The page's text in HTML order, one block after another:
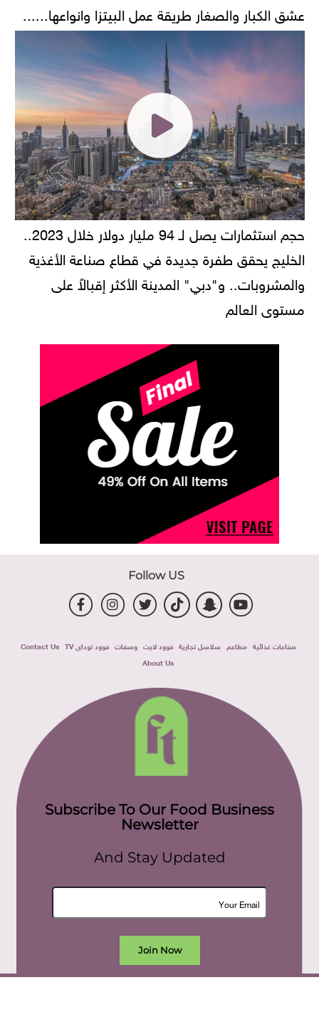
عشق الكبار والصغار طريقة عمل البيتزا وانواعها......
الخليج يحقق طفرة جديدة في قطاع صناعة الأغذية
والمشروبات.. و"دبي" المدينة الأكثر إقبالاً على
مستوى العالم
Follow US
صناعات غذائية مطاعم سلاسل تجارية فوود لايت وصفات فوود توداى TV
Contact Us
About Us
Subscribe To Our Food Business
Newsletter
And Stay Updated
Join Now